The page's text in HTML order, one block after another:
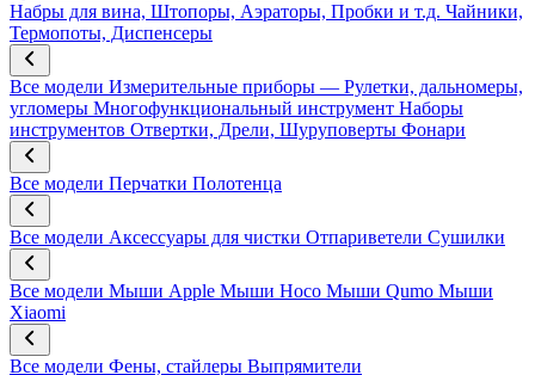
Набры для вина, Штопоры, Аэраторы, Пробки и т.д. Чайники,
Термопоты, Диспенсеры
Все модели Измерительные приборы — Рулетки, дальномеры,
угломеры Многофункциональный инструмент Наборы
инструментов Отвертки, Дрели, Шуруповерты Фонари
Все модели Перчатки Полотенца
Все модели Аксессуары для чистки Отпариветели Сушилки
Все модели Мыши Apple Мыши Hoco Мыши Qumo Мыши
Xiaomi
Все модели Фены, стайлеры Выпрямители